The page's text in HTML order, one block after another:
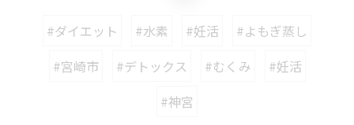
#ダイエット #水素 #妊活
#よもぎ蒸し
#宮崎市
#デトックス #むくみ
#妊活
#神宮